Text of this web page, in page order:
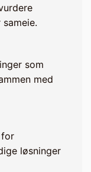
som
med
løsninger